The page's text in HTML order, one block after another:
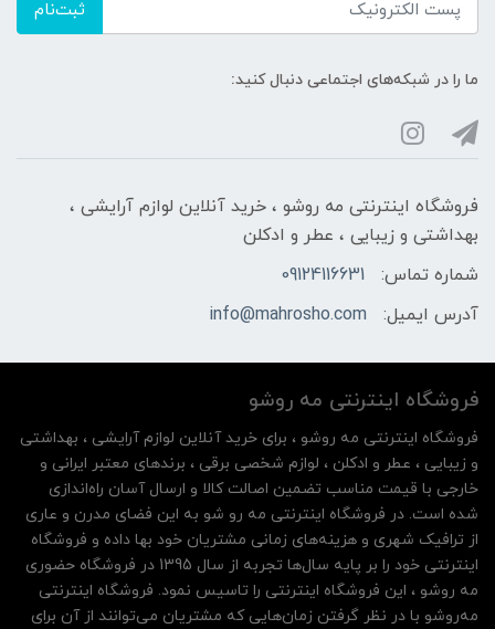
ثبت‌نام
ما را در شبکه‌های اجتماعی دنبال کنید:
فروشگاه اینترنتی مه‌ رو‌شو ، خرید آنلاین لوازم آرایشی ،
بهداشتی و زیبایی ، عطر و ادکلن
شماره تماس:
09124116631
آدرس ایمیل:
info@mahrosho.com
فروشگاه اینترنتی مه‌ رو‌شو
فروشگاه اینترنتی مه‌ رو‌شو ، برای خرید آنلاین لوازم آرایشی ، بهداشتی
و زیبایی ، عطر و ادکلن ، لوازم شخصی برقی ، برندهای معتبر ایرانی و
خارجی با قیمت مناسب تضمین اصالت کالا و ارسال آسان راه‌اندازی
شده است. در فروشگاه اینترنتی مه رو شو به این فضای مدرن و عاری
از ترافیک شهری و هزینه‌های زمانی مشتریان خود بها داده و فروشگاه
اینترنتی خود را بر پایه سال‌ها تجربه از سال 1395 در فروشگاه حضوری
مه روشو ، این فروشگاه اینترنتی را تاسیس نمود. فروشگاه اینترنتی
مه‌رو‌شو با در نظر گرفتن زمان‌هایی که مشتریان می‌توانند از آن‌ برای